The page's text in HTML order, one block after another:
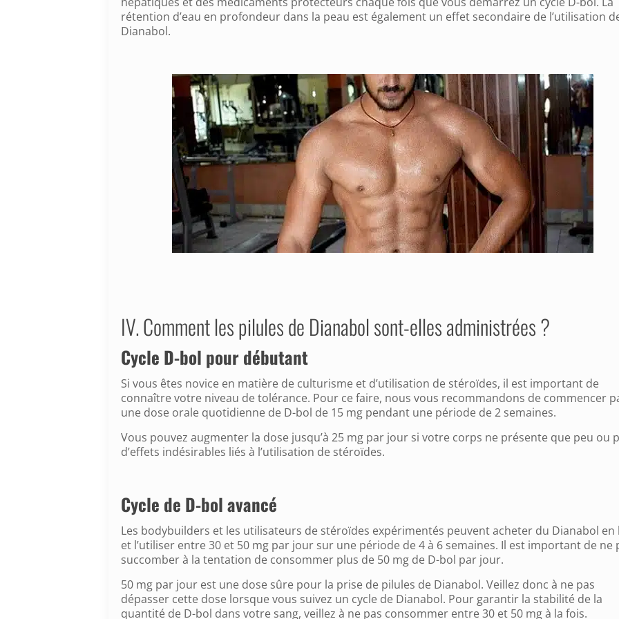
rétention d’eau en profondeur dans la peau est également un effet secondaire de l’utilisation
Dianabol.
IV. Comment les pilules de Dianabol sont-elles administrées ?
Cycle D-bol pour débutant
Si vous êtes novice en matière de culturisme et d’utilisation de stéroïdes, il est important de
connaître votre niveau de tolérance. Pour ce faire, nous vous recommandons de commencer
une dose orale quotidienne de D-bol de 15 mg pendant une période de 2 semaines.
Vous pouvez augmenter la dose jusqu’à 25 mg par jour si votre corps ne présente que peu ou
d’effets indésirables liés à l’utilisation de stéroïdes.
Cycle de D-bol avancé
Les bodybuilders et les utilisateurs de stéroïdes expérimentés peuvent acheter du Dianabol en
et l’utiliser entre 30 et 50 mg par jour sur une période de 4 à 6 semaines. Il est important de ne
succomber à la tentation de consommer plus de 50 mg de D-bol par jour.
50 mg par jour est une dose sûre pour la prise de pilules de Dianabol. Veillez donc à ne pas
dépasser cette dose lorsque vous suivez un cycle de Dianabol. Pour garantir la stabilité de la
quantité de D-bol dans votre sang, veillez à ne pas consommer entre 30 et 50 mg à la fois.